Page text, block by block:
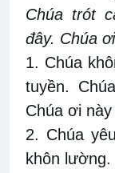
Chúa trót
đây. Chúa
1. Chúa
tuyền.
Chúa ơi
2. Chúa
khôn